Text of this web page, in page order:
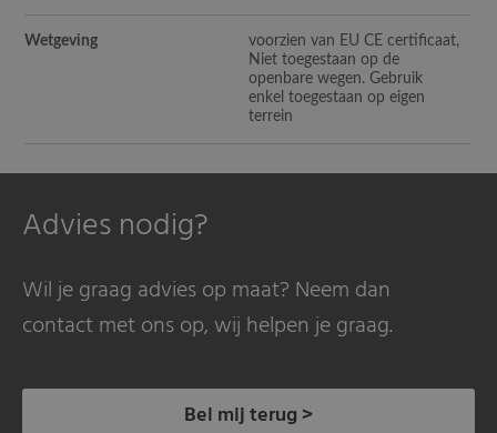
Wetgeving
voorzien van EU CE certificaat,
Niet toegestaan op de
openbare wegen. Gebruik
enkel toegestaan op eigen
terrein
Advies nodig?
Wil je graag advies op maat? Neem dan
contact met ons op, wij helpen je graag.
Bel mij terug >